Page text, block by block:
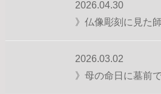
2026.04.30
》仏像彫刻に見た
2026.03.02
》母の命日に墓前